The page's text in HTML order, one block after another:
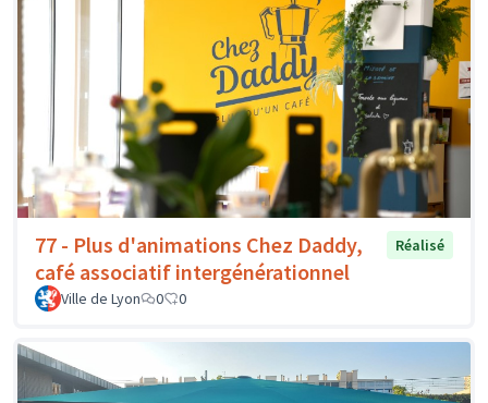
77 - Plus d'animations Chez Daddy,
café associatif intergénérationnel
Réalisé
Ville de Lyon 0 0